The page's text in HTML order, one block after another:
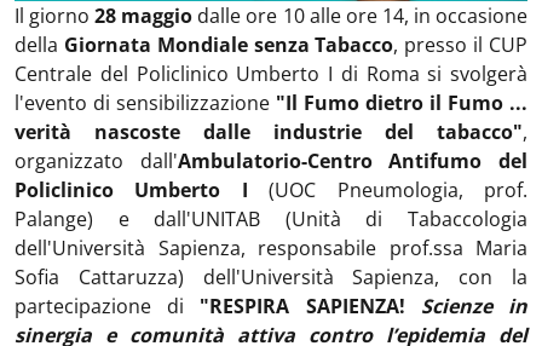
Il giorno28 maggio dalle ore 10 alle ore 14, in occasione
della Giornata Mondiale senza Tabacco, presso il CUP
Centrale del Policlinico Umberto I di Roma si svolgerà
l'evento di sensibilizzazione "Il Fumo dietro il Fumo ...
verità nascoste dalle industrie del tabacco",
organizzato dall'Ambulatorio-Centro Antifumo del
Policlinico Umberto I(UOC Pneumologia, prof.
Palange) e dall'UNITAB (Unità di Tabaccologia
dell'Università Sapienza, responsabile prof.ssa Maria
Sofia Cattaruzza) dell'Università Sapienza, con la
partecipazione di "RESPIRA SAPIENZA! Scienze in
sinergia e comunità attiva contro l’epidemia del